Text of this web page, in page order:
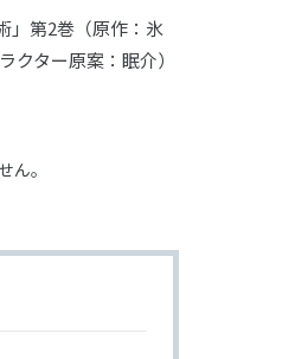
」第2巻（原作：氷
ター原案：眠介）
。